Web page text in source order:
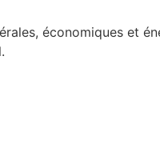
économiques et